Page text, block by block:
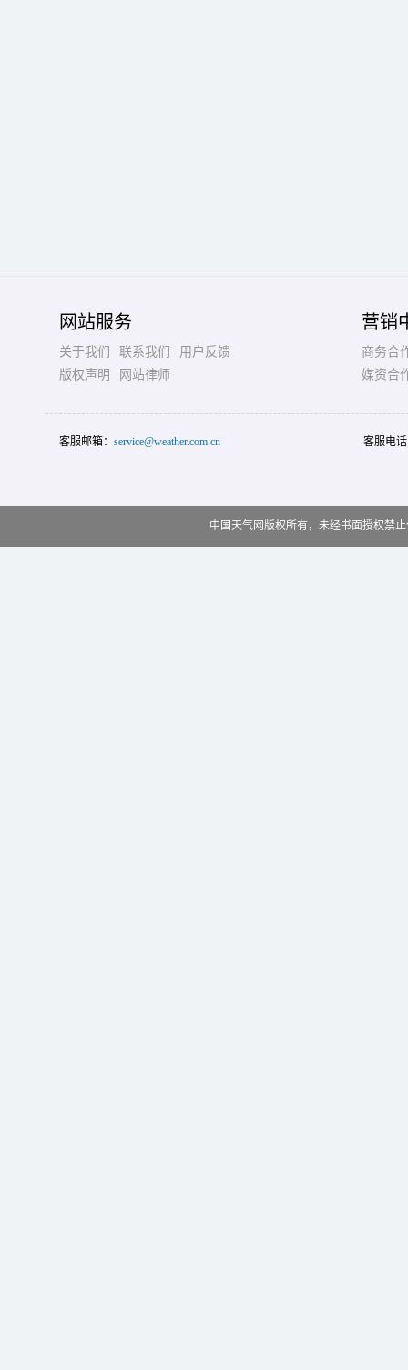
网站服务
关于我们 联系我们
用户反馈
版权声明
网站律师
营销
商务合
媒资合
客服邮箱： service@weather.com.cn 客服电
中国天气网版权所有，未经书面授权